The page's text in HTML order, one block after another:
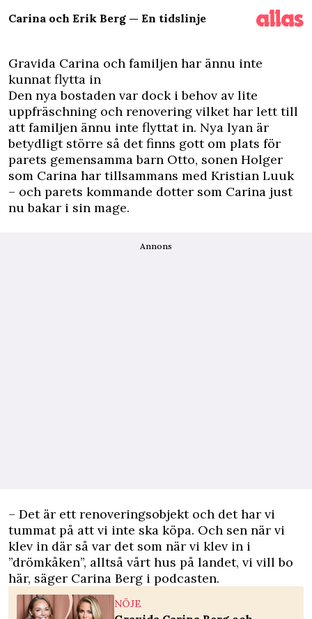
Carina och Erik Berg — En tidslinje
Gravida Carina och familjen har ännu inte
kunnat flytta in
Den nya bostaden var dock i behov av lite
uppfräschning och renovering vilket har lett till
att familjen ännu inte flyttat in. Nya lyan är
betydligt större så det finns gott om plats för
parets gemensamma barn Otto, sonen Holger
som Carina har tillsammans med Kristian Luuk
– och parets kommande dotter som Carina just
nu bakar i sin mage.
Annons
– Det är ett renoveringsobjekt och det har vi
tummat på att vi inte ska köpa. Och sen när vi
klev in där så var det som när vi klev in i
”drömkåken”, alltså vårt hus på landet, vi vill bo
här, säger Carina Berg i podcasten.
NÖJE